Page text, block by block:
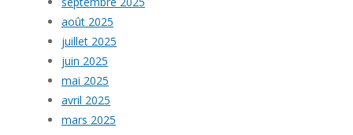
août 2025
juillet 2025
juin 2025
mai 2025
avril 2025
mars 2025